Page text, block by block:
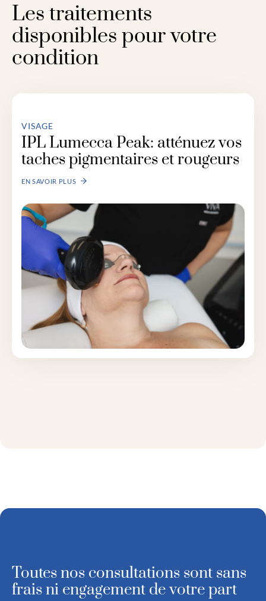
Les traitements
disponibles pour votre
condition
VISAGE
IPL Lumecca Peak: atténuez vos
taches pigmentaires et rougeurs
EN SAVOIR PLUS
Toutes nos consultations sont sans
frais ni engagement de votre part